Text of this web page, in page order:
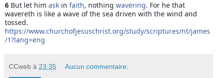
6 But let him ask in faith, nothing wavering. For he that
wavereth is like a wave of the sea driven with the wind and
https://www.churchofjesuschrist.org/study/scriptures/nt/james
/1?lang=eng
CCweb à 23:35 Aucun commentaire: